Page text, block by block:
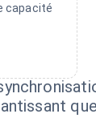
capacité